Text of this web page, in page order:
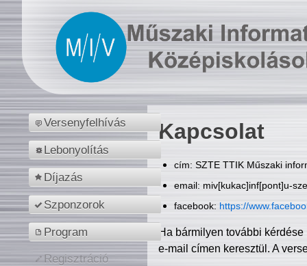
Versenyfelhívás
Lebonyolítás
Díjazás
Szponzorok
Program
Regisztráció
Kapcsolat
cím: SZTE TTIK Műszaki
email: miv[kukac]inf[pont]u-
facebook: https://
Ha bármilyen további
e-mail címen keresztül. A